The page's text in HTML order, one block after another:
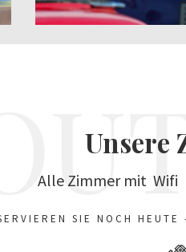
Unsere
Alle Zimmer mit Wifi
SIE NOCH